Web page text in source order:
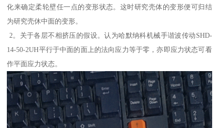
化来确定柔轮壁任一点的变形状态。这时研究壳体的变形便可归结
为研究壳休中面的变形。
2。关于各层不相挤压的假设。认为哈默纳科机械手谐波传动SHD-
14-50-2UH平行于中面的面上的法向应力等于零，亦即应力状态可看
作平面应力状态。